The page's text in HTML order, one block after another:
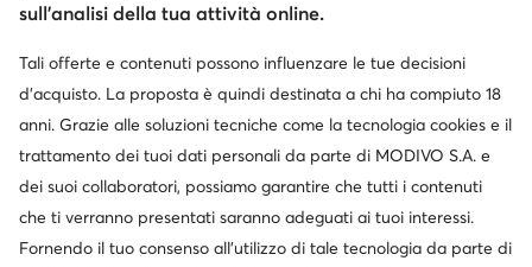
extra -25% Codice: SUMMER extra -10% Codice: SUMMER
sull’analisi della tua attività online.
Tali offerte e contenuti possono influenzare le tue decisioni
d’acquisto. La proposta è quindi destinata a chi ha compiuto 18
anni. Grazie alle soluzioni tecniche come la tecnologia cookies e il
trattamento dei tuoi dati personali da parte di MODIVO S.A. e
dei suoi collaboratori, possiamo garantire che tutti i contenuti
che ti verranno presentati saranno adeguati ai tuoi interessi.
Fornendo il tuo consenso all’utilizzo di tale tecnologia da parte di